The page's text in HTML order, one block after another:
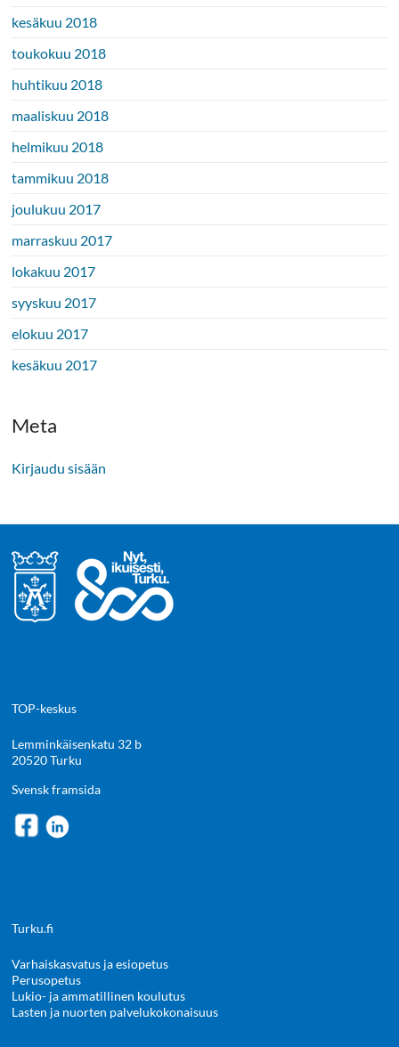
kesäkuu 2018
toukokuu 2018
huhtikuu 2018
maaliskuu 2018
helmikuu 2018
tammikuu 2018
joulukuu 2017
marraskuu 2017
lokakuu 2017
syyskuu 2017
elokuu 2017
kesäkuu 2017
Meta
Kirjaudu sisään
TOP-keskus
Lemminkäisenkatu 32 b
20520 Turku
Svensk framsida
Turku.fi
Varhaiskasvatus ja esiopetus
Perusopetus
Lukio- ja ammatillinen koulutus
Lasten ja nuorten palvelukokonaisuus